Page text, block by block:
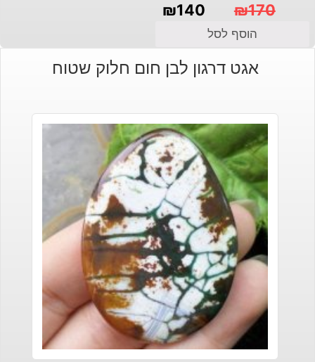
₪170
המקורי
₪140
הנוכחי
הוסף לסל
אגט דרגון לבן חום חלוק שטוח